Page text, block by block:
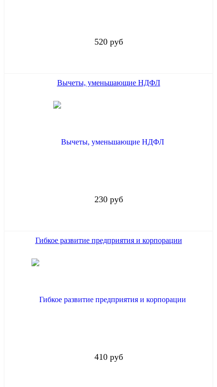
520 руб
Вычеты, уменьшающие НДФЛ
230 руб
Гибкое развитие предприятия и корпорации
410 руб